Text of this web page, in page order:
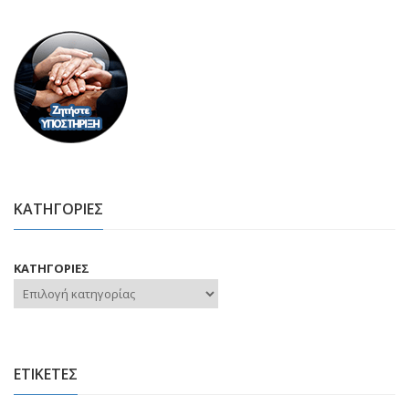
ΚΑΤΗΓΟΡΙΕΣ
ΚΑΤΗΓΟΡΙΕΣ
ΕΤΙΚΕΤΕΣ